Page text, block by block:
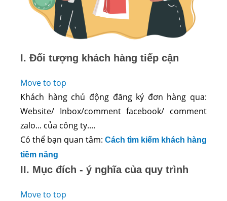
I. Đối tượng khách hàng tiếp cận
Move to top
Khách hàng chủ động đăng ký đơn hàng qua:
Website/ Inbox/comment facebook/ comment
zalo... của công ty....
Có thể bạn quan tâm: Cách tìm kiếm khách hàng
tiềm năng
II. Mục đích - ý nghĩa của quy trình
Move to top